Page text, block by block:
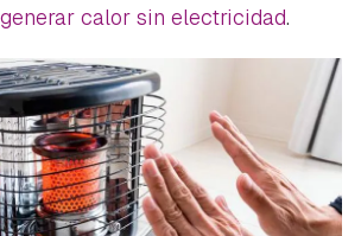
calor sin electricidad.